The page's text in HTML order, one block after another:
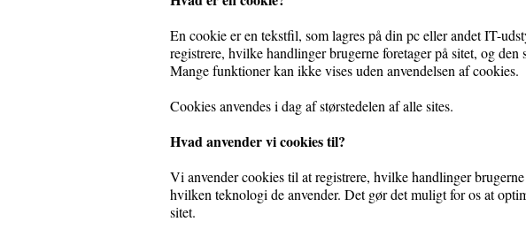
En cookie er en tekstfil, som lagres på din pc eller andet IT-
registrere, hvilke handlinger brugerne foretager på sitet, og
Mange funktioner kan ikke vises uden anvendelsen af cookies.
Cookies anvendes i dag af størstedelen af alle sites.
Hvad anvender vi cookies til?
Vi anvender cookies til at registrere, hvilke handlinger
hvilken teknologi de anvender. Det gør det muligt for os at
sitet.